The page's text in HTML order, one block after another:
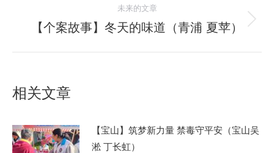
章：
未来的文章
未
【个案故事】冬天的味道（青浦 夏苹）
相关文章
【宝山】筑梦新力量 禁毒守平安（宝山吴
淞 丁长虹）